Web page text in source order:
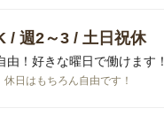
/ 週2～3 / 土日祝休
由！好きな曜日で働けます！
休日はもちろん自由です！